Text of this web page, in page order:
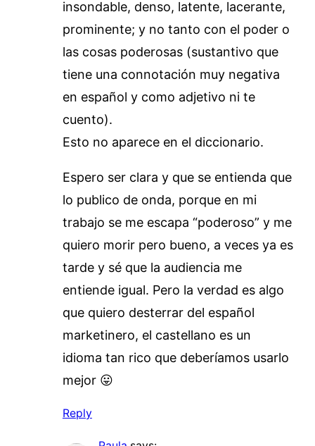
insondable, denso, latente, lacerante,
prominente; y no tanto con el poder o
las cosas poderosas (sustantivo que
tiene una connotación muy negativa
en español y como adjetivo ni te
cuento).
Esto no aparece en el diccionario.
Espero ser clara y que se entienda que
lo publico de onda, porque en mi
trabajo se me escapa “poderoso” y me
quiero morir pero bueno, a veces ya es
tarde y sé que la audiencia me
entiende igual. Pero la verdad es algo
que quiero desterrar del español
marketinero, el castellano es un
idioma tan rico que deberíamos usarlo
mejor 😛
Reply